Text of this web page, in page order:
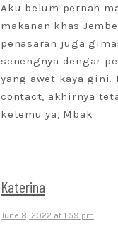
Aku belum pernah
makanan khas
penasaran juga
senengnya dengar
yang awet kaya gini.
contact, akhirnya
ketemu ya, Mbak
Katerina
June 8, 2022 at 1:59 pm